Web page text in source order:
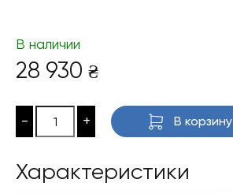
В наличии
28 930 ₴
- + В корзину
Характеристики